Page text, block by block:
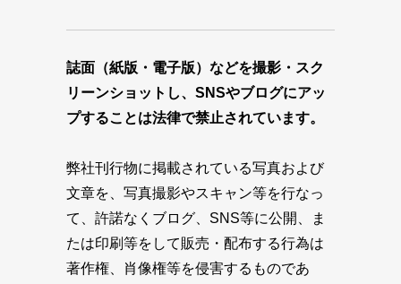
誌面（紙版・電子版）などを撮影・スク
リーンショットし、SNSやブログにアッ
プすることは法律で禁止されています。
弊社刊行物に掲載されている写真および
文章を、写真撮影やスキャン等を行なっ
て、許諾なくブログ、SNS等に公開、ま
たは印刷等をして販売・配布する行為は
著作権、肖像権等を侵害するものであ